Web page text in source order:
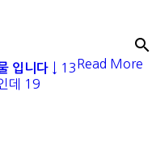

입니다 ↓ 13 Read More
데
19